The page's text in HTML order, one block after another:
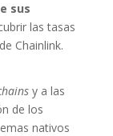
sus
las tasas
Chainlink.
y a las
de los
nativos